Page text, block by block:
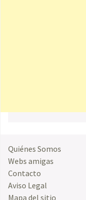
Quiénes Somos
Webs amigas
Contacto
Aviso Legal
Mapa del sitio